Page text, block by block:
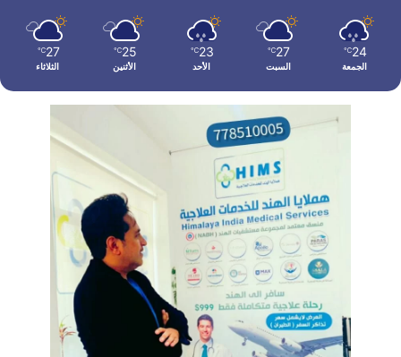
24
℃
الجمعة
27
℃
السبت
23
℃
الأحد
25
℃
الأثنين
27
℃
الثلاثاء